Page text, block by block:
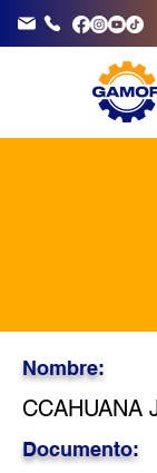
3320072
Nombre:
CCAHUANA
Documento: